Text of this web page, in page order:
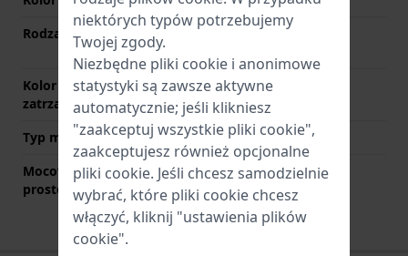
Rodzaj zapięcia
Zapięcie zatrzaskowe z
Kolor zapięcia
zatrzaskowego
Srebrny
Typ mocowania
Stalowe sworznie
Mocowanie za pomocą
prostego bolca
Nie
niektórych typów potrzebujemy
Twojej zgody.
Niezbędne pliki cookie i anonimowe
statystyki są zawsze aktywne
automatycznie; jeśli klikniesz
"zaakceptuj wszystkie pliki cookie",
zaakceptujesz również opcjonalne
pliki cookie. Jeśli chcesz samodzielnie
wybrać, które pliki cookie chcesz
włączyć, kliknij "ustawienia plików
cookie".